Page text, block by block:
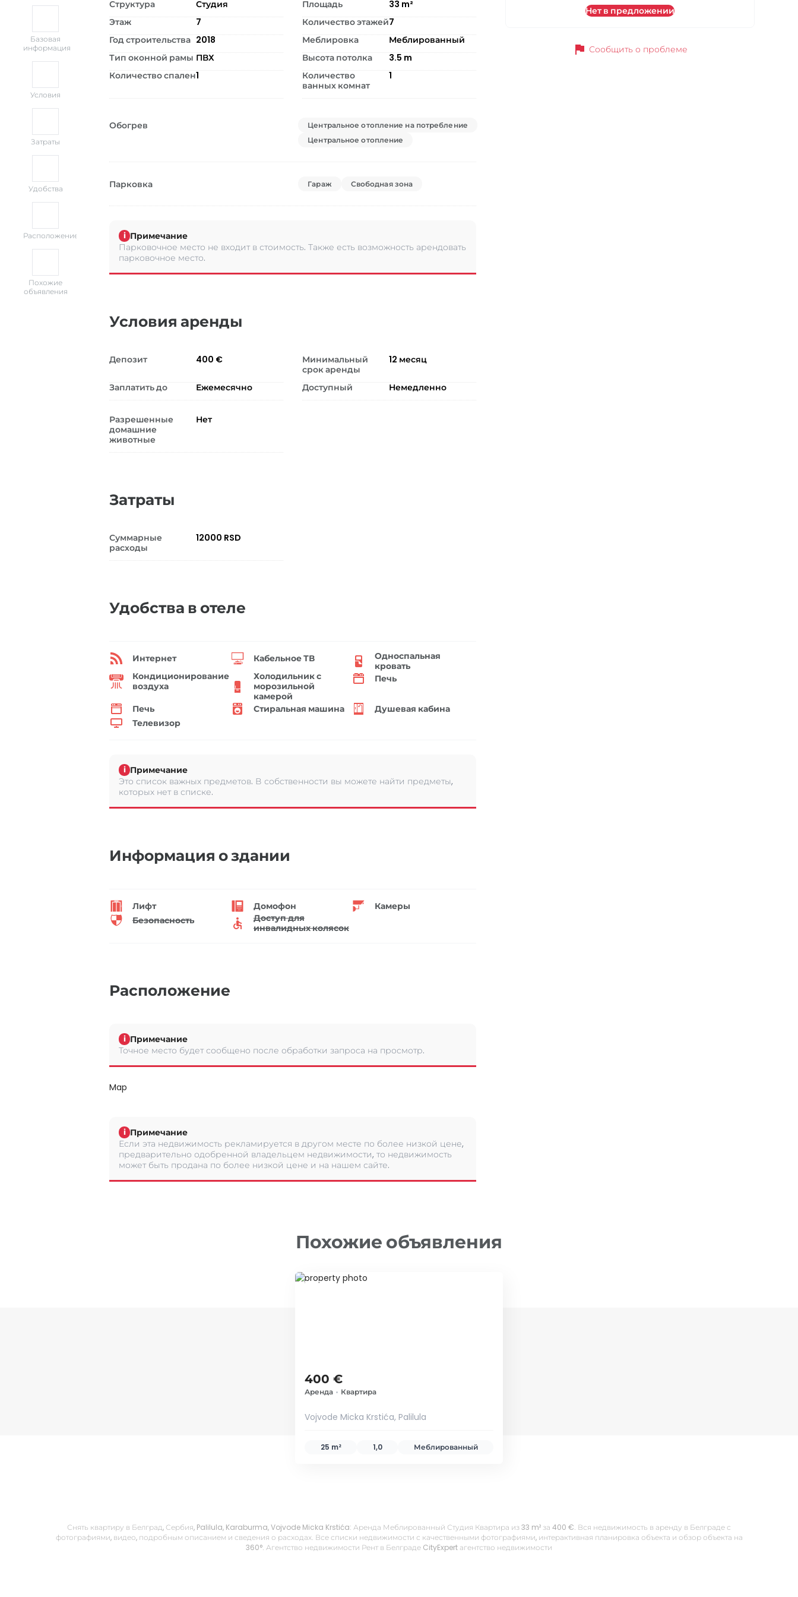
Базовая
информация
Условия
Затраты
Удобства
Расположение
Похожие
объявления
Структура Студия Площадь 33 m²
Этаж
7 Количество этажей7
Год строительства 2018 Меблировка
Меблированный
Тип оконной рамы ПВХ Высота потолка 3.5 m
Количество спален1
Количество
ванных комнат
1
Обогрев
Центральное отопление на потребление
Центральное отопление
Парковка Гараж Свободная зона
i Примечание
Парковочное место не входит в стоимость. Также есть возможность арендовать
парковочное место.
Условия аренды
Депозит 400 €
Минимальный
срок аренды
12 месяц
Заплатить до Ежемесячно Доступный Немедленно
Разрешенные
домашние
животные
Нет
Затраты
Суммарные
расходы
12000 RSD
Удобства в отеле
Интернет Кабельное ТВ
Односпальная
кровать
Кондиционирование
воздуха
Холодильник с
морозильной
камерой
Печь
Печь Стиральная машина
Душевая кабина
Телевизор
i Примечание
Это список важных предметов. В собственности вы можете найти предметы,
которых нет в списке.
Информация о здании
Лифт Домофон
Камеры
Безопасность
Доступ для
инвалидных колясок
Расположение
i Примечание
Точное место будет сообщено после обработки запроса на просмотр.
Map
i Примечание
Если эта недвижимость рекламируется в другом месте по более низкой цене,
предварительно одобренной владельцем недвижимости, то недвижимость
может быть продана по более низкой цене и на нашем сайте.
Нет в предложении
flag Сообщить о проблеме
Похожие объявления
ID 73842
400 €
Аренда • Квартира
Vojvode Micka Krstića, Palilula
25 m² 1,0 Меблированный
Снять квартиру в Белград, Сербия, Palilula, Karaburma, Vojvode Micka Krstića: Аренда Меблированный Студия Квартира из 33 m² за 400 €. Вся недвижимость в аренду в Белграде с
фотографиями, видео, подробным описанием и сведения о расходах. Все списки недвижимости с качественными фотографиями, интерактивная планировка объекта и обзор объекта на
360°. Агентство недвижимости Рент в Белграде CityExpert агентство недвижимости